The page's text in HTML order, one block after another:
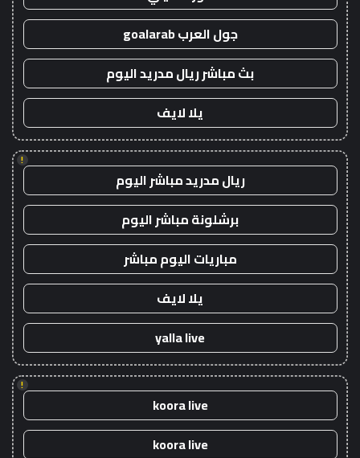
جول العرب goalarab
بث مباشر ريال مدريد اليوم
يلا لايف
!
ريال مدريد مباشر اليوم
برشلونة مباشر اليوم
مباريات اليوم مباشر
يلا لايف
yalla live
!
koora live
koora live